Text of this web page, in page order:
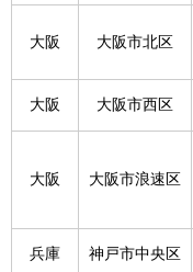
大阪 大阪市北区
大阪 大阪市西区
大阪 大阪市浪速区
兵庫 神戸市中央区